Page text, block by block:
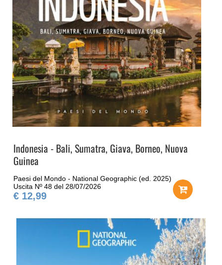
Indonesia - Bali, Sumatra, Giava, Borneo, Nuova
Guinea
Paesi del Mondo - National Geographic (ed. 2025)
Uscita Nº 48 del 28/07/2026
€ 12,99